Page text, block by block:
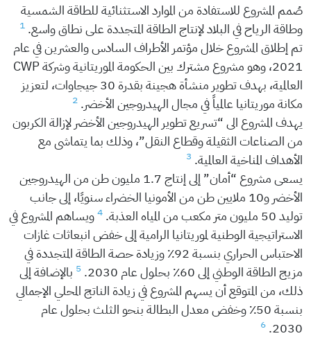
صُمم المشروع للاستفادة من الموارد الاستثنائية للطاقة الشمسية
وطاقة الرياح في البلاد لإنتاج الطاقة المتجددة على نطاق واسع. 1
تم إطلاق المشروع خلال مؤتمر الأطراف السادس والعشرين في عام
2021، وهو مشروع مشترك بين الحكومة الموريتانية وشركة CWP
العالمية، بهدف تطوير منشأة هجينة بقدرة 30 جيجاوات، لتعزيز
مكانة موريتانيا عالمياً في مجال الهيدروجين الأخضر. 2
يهدف المشروع الى “تسريع تطوير الهيدروجين الأخضر لإزالة الكربون
من الصناعات الثقيلة وقطاع النقل”، وذلك بما يتماشى مع
الأهداف المناخية العالمية. 3
يسعى مشروع “أمان” إلى إنتاج 1.7 مليون طن من الهيدروجين
الأخضر و10 ملايين طن من الأمونيا الخضراء سنويًا، إلى جانب
توليد 50 مليون متر مكعب من المياه العذبة.
4ويساهم المشروع في
الاستراتيجية الوطنية لموريتانيا الرامية إلى خفض انبعاثات غازات
الاحتباس الحراري بنسبة 92٪ وزيادة حصة الطاقة المتجددة في
مزيج الطاقة الوطني إلى 60٪ بحلول عام 2030.
5 بالإضافة إلى
ذلك، من المتوقع أن يسهم المشروع في زيادة الناتج المحلي الإجمالي
بنسبة 50٪ وخفض معدل البطالة بنحو الثلث بحلول عام
2030.
6